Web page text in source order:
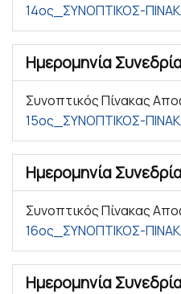
14ος_ΣΥΝΟΠΤΙΚΟΣ-
Ημερομηνία
Συνοπτικός Πίνακας
15ος_ΣΥΝΟΠΤΙΚΟΣ-
Ημερομηνία
Συνοπτικός Πίνακας
16ος_ΣΥΝΟΠΤΙΚΟΣ-
Ημερομηνία